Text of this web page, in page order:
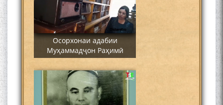
Осорхонаи адабии
Муҳаммадҷон Раҳимӣ